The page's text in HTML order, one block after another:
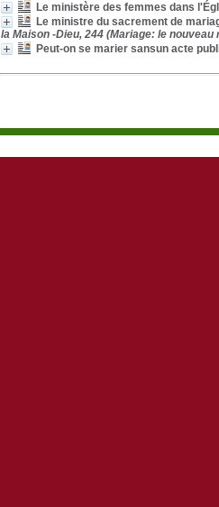
Le ministère des femmes dans
Le ministre du sacrement de
la Maison -Dieu, 244 (Mariage: le nouveau
Peut-on se marier sansun acte